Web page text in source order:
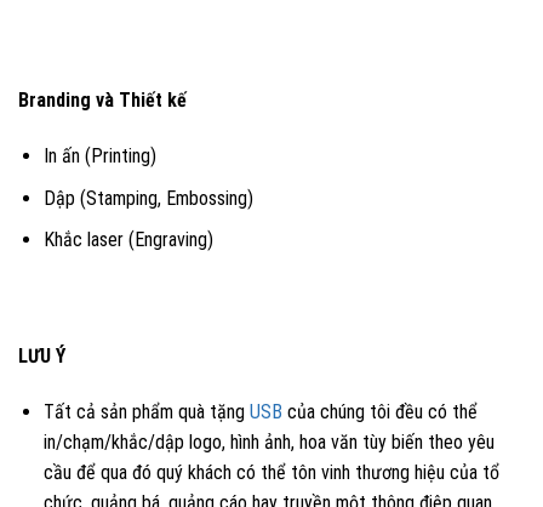
Branding và Thiết kế
In ấn (Printing)
Dập (Stamping, Embossing)
Khắc laser (Engraving)
LƯU Ý
Tất cả sản phẩm quà tặng USB của chúng tôi đều có thể
in/chạm/khắc/dập logo, hình ảnh, hoa văn tùy biến theo yêu
cầu để qua đó quý khách có thể tôn vinh thương hiệu của tổ
chức, quảng bá, quảng cáo hay truyền một thông điệp quan